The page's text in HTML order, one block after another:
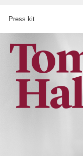
Press kit